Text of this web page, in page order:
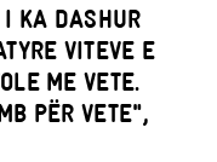
KA DASHUR
VITEVE E
ME VETE.
PËR VETE",